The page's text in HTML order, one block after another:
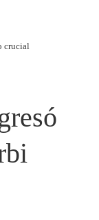
crucial